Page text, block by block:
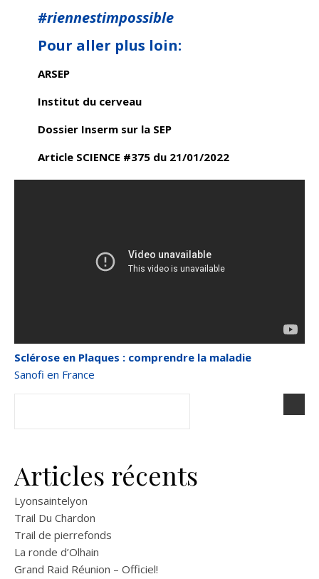
#riennestimpossible
Pour aller plus loin:
ARSEP
Institut du cerveau
Dossier Inserm sur la SEP
Article SCIENCE #375 du 21/01/2022
Sclérose en Plaques : comprendre la maladie
Sanofi en France
Articles récents
Lyonsaintelyon
Trail Du Chardon
Trail de pierrefonds
La ronde d’Olhain
Grand Raid Réunion – Officiel!